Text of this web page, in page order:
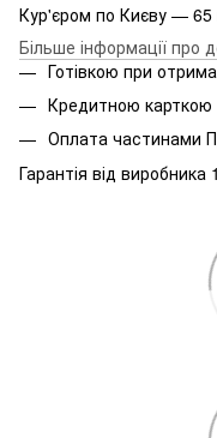
Кур'єром по Києву — 65
Більше інформації про
Готівкою при
Кредитною карткою
Оплата частинами
Гарантія від виробника